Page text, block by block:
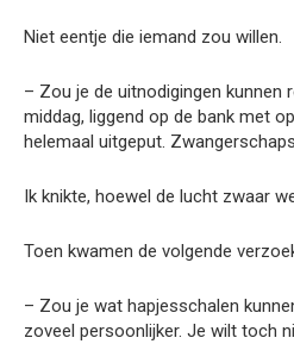
Niet eentje die iemand zou willen.
– Zou je de uitnodigingen kunnen
middag, liggend op de bank met
helemaal uitgeput.
Ik knikte, hoewel de lucht zwaar
Toen kwamen de volgende
– Zou je wat hapjesschalen
zoveel persoonlijker. Je wilt toch